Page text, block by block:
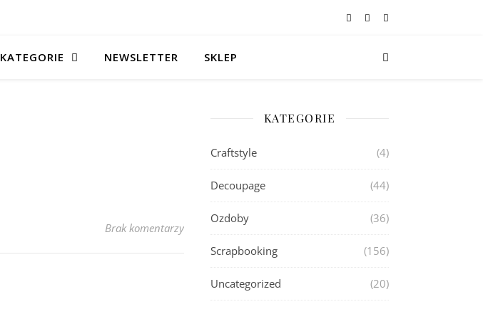
KATEGORIE NEWSLETTER SKLEP
Brak komentarzy
KATEGORIE
Craftstyle (4)
Decoupage (44)
Ozdoby (36)
Scrapbooking (156)
Uncategorized (20)